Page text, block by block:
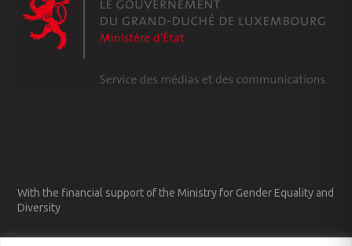
With the financial support of the Ministry for Gender Equality and
Diversity